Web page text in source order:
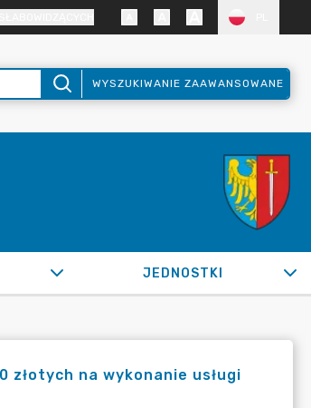
WYSZUKIWANIE ZAAWANSOWANE
JEDNOSTKI
złotych na wykonanie usługi